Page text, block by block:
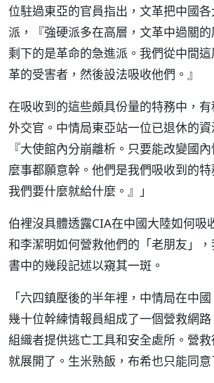
位駐過東亞的官員指出，文革把中國
派，『強硬派多在高層，文革中過關的
剩下的是革命的急進派。我們從中間
革的受害者，然後設法吸收他們。』
在吸收到的這些頗具份量的特務中，
外交官。中情局東亞站一位已退休的資
『大使館內分崩離析。只要能改變國
麼事都願意幹。他們是我們吸收到的特
我們要什麼就給什麼。』」
伯裡沒具體透露CIA在中國大陸如何吸
和李潔明如何營救他們的「老朋友」
書中的幾段記述以窺其一斑。
「六四鎮壓後的半年裡，中情局在中
幾十位幹練情報員組成了一個營救網
組織者提供逃亡工具和安全處所。營
就展開了。生米熟飯，布希也只能同意